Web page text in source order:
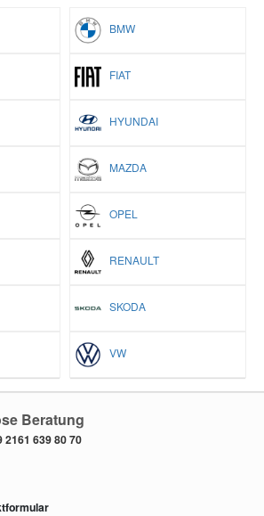
BMW
FIAT
HYUNDAI
MAZDA
OPEL
RENAULT
SKODA
VW
Beratung
2161 639 80 70